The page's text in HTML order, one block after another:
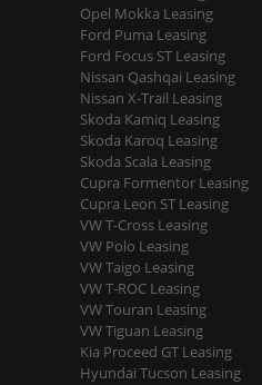
Opel Mokka Leasing
Ford Puma Leasing
Ford Focus ST Leasing
Nissan Qashqai Leasing
Nissan X-Trail Leasing
Skoda Kamiq Leasing
Skoda Karoq Leasing
Skoda Scala Leasing
Cupra Formentor Leasing
Cupra Leon ST Leasing
VW T-Cross Leasing
VW Polo Leasing
VW Taigo Leasing
VW T-ROC Leasing
VW Touran Leasing
VW Tiguan Leasing
Kia Proceed GT Leasing
Hyundai Tucson Leasing